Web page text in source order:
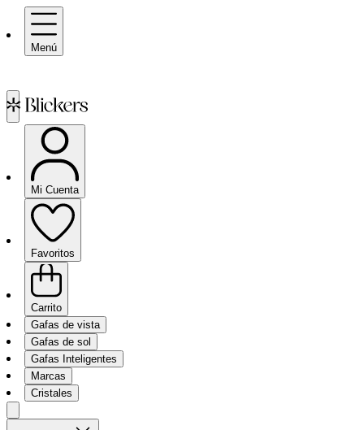
Menú
Mi Cuenta
Favoritos
Carrito
Gafas de vista
Gafas de sol
Gafas Inteligentes
Marcas
Cristales